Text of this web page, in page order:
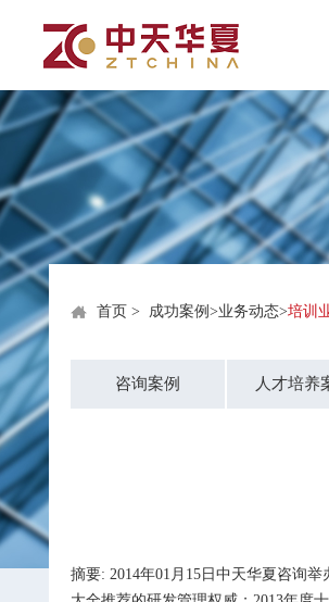
首页 > 成功案例 >业务动态>培训
咨询案例 人才培养
摘要: 2014年01月15日中天华夏咨询